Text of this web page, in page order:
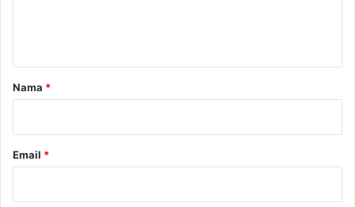
rNama *
Email *